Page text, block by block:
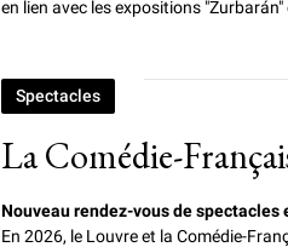
en lien avec les expositions
La Comédie-
Spectacles
Nouveau rendez-vous de spectacles
En 2026, le Louvre et la Comédie-